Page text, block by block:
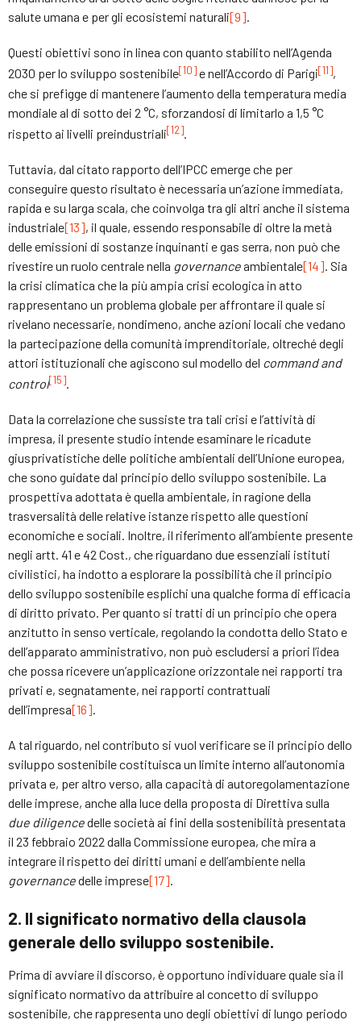
salute umana e per gli ecosistemi naturali[9].
Questi obiettivi sono in linea con quanto stabilito nell’Agenda
2030 per lo sviluppo sostenibile[10]e nell’Accordo di Parigi[11],
che si prefigge di mantenere l’aumento della temperatura media
mondiale al di sotto dei 2 °C, sforzandosi di limitarlo a 1,5 °C
rispetto ai livelli preindustriali[12].
Tuttavia, dal citato rapporto dell’IPCC emerge che per
conseguire questo risultato è necessaria un’azione immediata,
rapida e su larga scala, che coinvolga tra gli altri anche il sistema
industriale[13], il quale, essendo responsabile di oltre la metà
delle emissioni di sostanze inquinanti e gas serra, non può che
rivestire un ruolo centrale nella governanceambientale[14]. Sia
la crisi climatica che la più ampia crisi ecologica in atto
rappresentano un problema globale per affrontare il quale si
rivelano necessarie, nondimeno, anche azioni locali che vedano
la partecipazione della comunità imprenditoriale, oltreché degli
attori istituzionali che agiscono sul modello del command and
control[15].
Data la correlazione che sussiste tra tali crisi e l’attività di
impresa, il presente studio intende esaminare le ricadute
giusprivatistiche delle politiche ambientali dell’Unione europea,
che sono guidate dal principio dello sviluppo sostenibile. La
prospettiva adottata è quella ambientale, in ragione della
trasversalità delle relative istanze rispetto alle questioni
economiche e sociali. Inoltre, il riferimento all’ambiente presente
negli artt. 41 e 42 Cost., che riguardano due essenziali istituti
civilistici, ha indotto a esplorare la possibilità che il principio
dello sviluppo sostenibile esplichi una qualche forma di efficacia
di diritto privato. Per quanto si tratti di un principio che opera
anzitutto in senso verticale, regolando la condotta dello Stato e
dell’apparato amministrativo, non può escludersi a priori l’idea
che possa ricevere un’applicazione orizzontale nei rapporti tra
privati e, segnatamente, nei rapporti contrattuali
dell’impresa[16].
A tal riguardo, nel contributo si vuol verificare se il principio dello
sviluppo sostenibile costituisca un limite interno all’autonomia
privata e, per altro verso, alla capacità di autoregolamentazione
delle imprese, anche alla luce della proposta di Direttiva sulla
due diligencedelle società ai fini della sostenibilità presentata
il 23 febbraio 2022 dalla Commissione europea, che mira a
integrare il rispetto dei diritti umani e dell’ambiente nella
governancedelle imprese[17].
2. Il significato normativo della clausola
generale dello sviluppo sostenibile.
Prima di avviare il discorso, è opportuno individuare quale sia il
significato normativo da attribuire al concetto di sviluppo
sostenibile, che rappresenta uno degli obiettivi di lungo periodo